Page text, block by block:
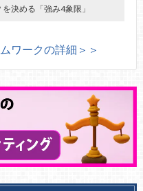
決める「強み4象限」
ワークの詳細＞＞